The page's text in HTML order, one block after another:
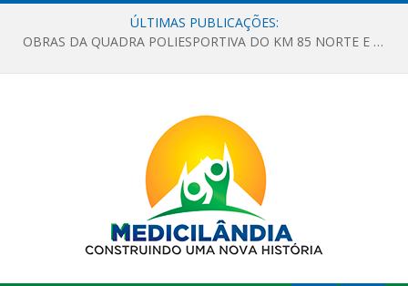
ÚLTIMAS PUBLICAÇÕES:
OBRAS DA QUADRA POLIESPORTIVA DO KM 85 NORTE E DA ESCOLA GASPAR VIANA AVANÇAM